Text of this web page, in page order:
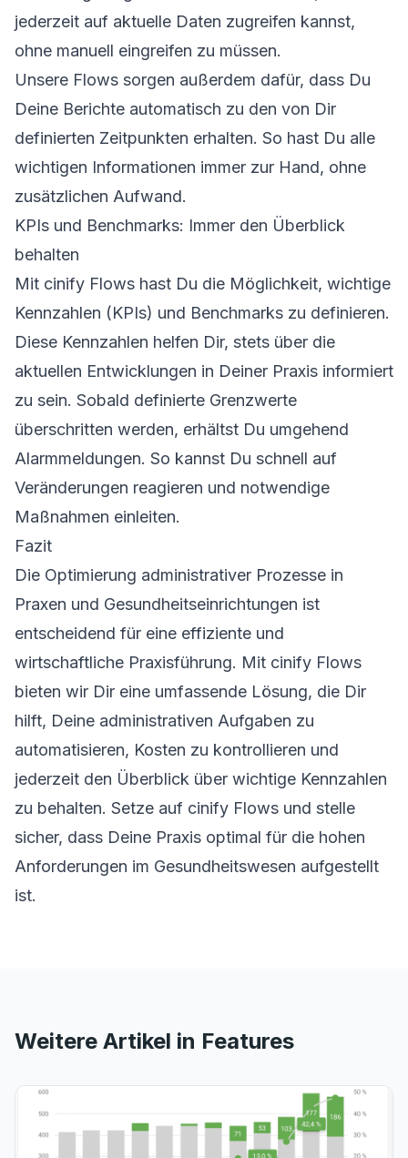
jederzeit auf aktuelle Daten zugreifen kannst,
ohne manuell eingreifen zu müssen.
Unsere Flows sorgen außerdem dafür, dass Du
Deine Berichte automatisch zu den von Dir
definierten Zeitpunkten erhalten. So hast Du alle
wichtigen Informationen immer zur Hand, ohne
zusätzlichen Aufwand.
KPIs und Benchmarks: Immer den Überblick
behalten
Mit cinify Flows hast Du die Möglichkeit, wichtige
Kennzahlen (KPIs) und Benchmarks zu definieren.
Diese Kennzahlen helfen Dir, stets über die
aktuellen Entwicklungen in Deiner Praxis informiert
zu sein. Sobald definierte Grenzwerte
überschritten werden, erhältst Du umgehend
Alarmmeldungen. So kannst Du schnell auf
Veränderungen reagieren und notwendige
Maßnahmen einleiten.
Fazit
Die Optimierung administrativer Prozesse in
Praxen und Gesundheitseinrichtungen ist
entscheidend für eine effiziente und
wirtschaftliche Praxisführung. Mit cinify Flows
bieten wir Dir eine umfassende Lösung, die Dir
hilft, Deine administrativen Aufgaben zu
automatisieren, Kosten zu kontrollieren und
jederzeit den Überblick über wichtige Kennzahlen
zu behalten. Setze auf cinify Flows und stelle
sicher, dass Deine Praxis optimal für die hohen
Anforderungen im Gesundheitswesen aufgestellt
ist.
Weitere Artikel in Features